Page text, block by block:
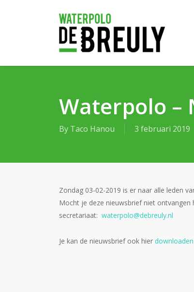
Waterpolo –
By Taco Hanou 3 februari 2019
Zondag 03-02-2019 is er naar alle leden
Mocht je deze nieuwsbrief niet
secretariaat: waterpolo@debreuly.nl
Je kan de nieuwsbrief ook hier downloaden